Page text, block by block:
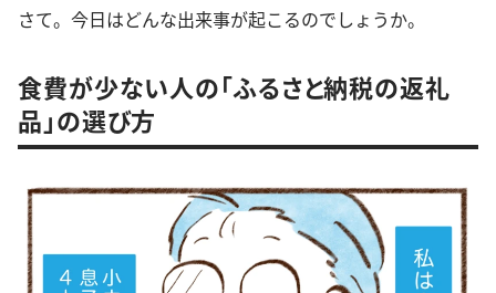
さて。今日はどんな出来事が起こるのでしょうか。
食費が少ない人の「ふるさと納税の返礼
品」の選び方